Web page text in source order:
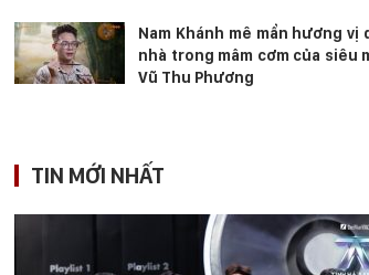
Nam Khánh mê mẩn hương vị
nhà trong mâm cơm của siêu
Vũ Thu Phương
TIN MỚI NHẤT